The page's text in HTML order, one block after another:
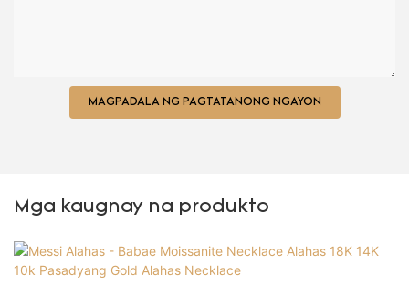
MAGPADALA NG PAGTATANONG NGAYON
Mga kaugnay na produkto